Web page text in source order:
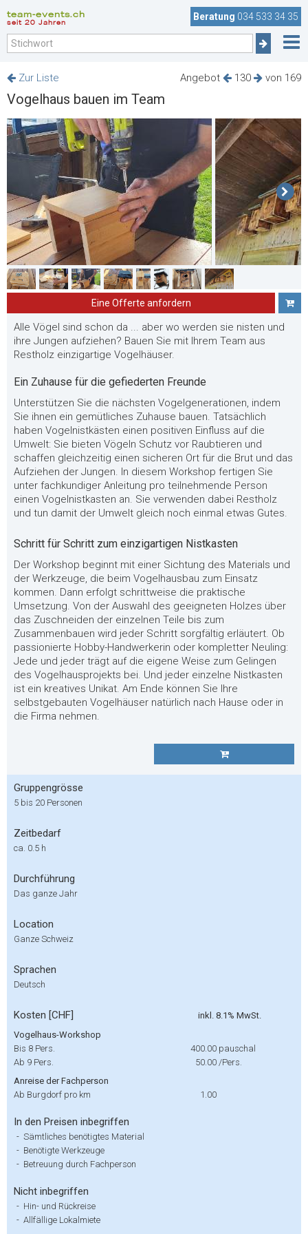
team-events.ch
seit 20 Jahren
Beratung 034 533 34 35
Angebot 130 von 169
Zur Liste
Vogelhaus bauen im Team
Eine Offerte anfordern
Alle Vögel sind schon da ... aber wo werden sie nisten und
ihre Jungen aufziehen? Bauen Sie mit Ihrem Team aus
Restholz einzigartige Vogelhäuser.
Ein Zuhause für die gefiederten Freunde
Unterstützen Sie die nächsten Vogelgenerationen, indem
Sie ihnen ein gemütliches Zuhause bauen. Tatsächlich
haben Vogelnistkästen einen positiven Einfluss auf die
Umwelt: Sie bieten Vögeln Schutz vor Raubtieren und
schaffen gleichzeitig einen sicheren Ort für die Brut und das
Aufziehen der Jungen. In diesem Workshop fertigen Sie
unter fachkundiger Anleitung pro teilnehmende Person
einen Vogelnistkasten an. Sie verwenden dabei Restholz
und tun damit der Umwelt gleich noch einmal etwas Gutes.
Schritt für Schritt zum einzigartigen Nistkasten
Der Workshop beginnt mit einer Sichtung des Materials und
der Werkzeuge, die beim Vogelhausbau zum Einsatz
kommen. Dann erfolgt schrittweise die praktische
Umsetzung. Von der Auswahl des geeigneten Holzes über
das Zuschneiden der einzelnen Teile bis zum
Zusammenbauen wird jeder Schritt sorgfältig erläutert. Ob
passionierte Hobby-Handwerkerin oder kompletter Neuling:
Jede und jeder trägt auf die eigene Weise zum Gelingen
des Vogelhausprojekts bei. Und jeder einzelne Nistkasten
ist ein kreatives Unikat. Am Ende können Sie Ihre
selbstgebauten Vogelhäuser natürlich nach Hause oder in
die Firma nehmen.
Gruppengrösse
5 bis 20 Personen
Zeitbedarf
ca. 0.5 h
Durchführung
Das ganze Jahr
Location
Ganze Schweiz
Sprachen
Deutsch
Kosten [CHF]
inkl. 8.1% MwSt.
Vogelhaus-Workshop
Bis 8 Pers.
400.00 pauschal
Ab 9 Pers.
50.00 /Pers.
Anreise der Fachperson
Ab Burgdorf pro km
1.00
In den Preisen inbegriffen
- Sämtliches benötigtes Material
- Benötigte Werkzeuge
- Betreuung durch Fachperson
Nicht inbegriffen
- Hin- und Rückreise
- Allfällige Lokalmiete